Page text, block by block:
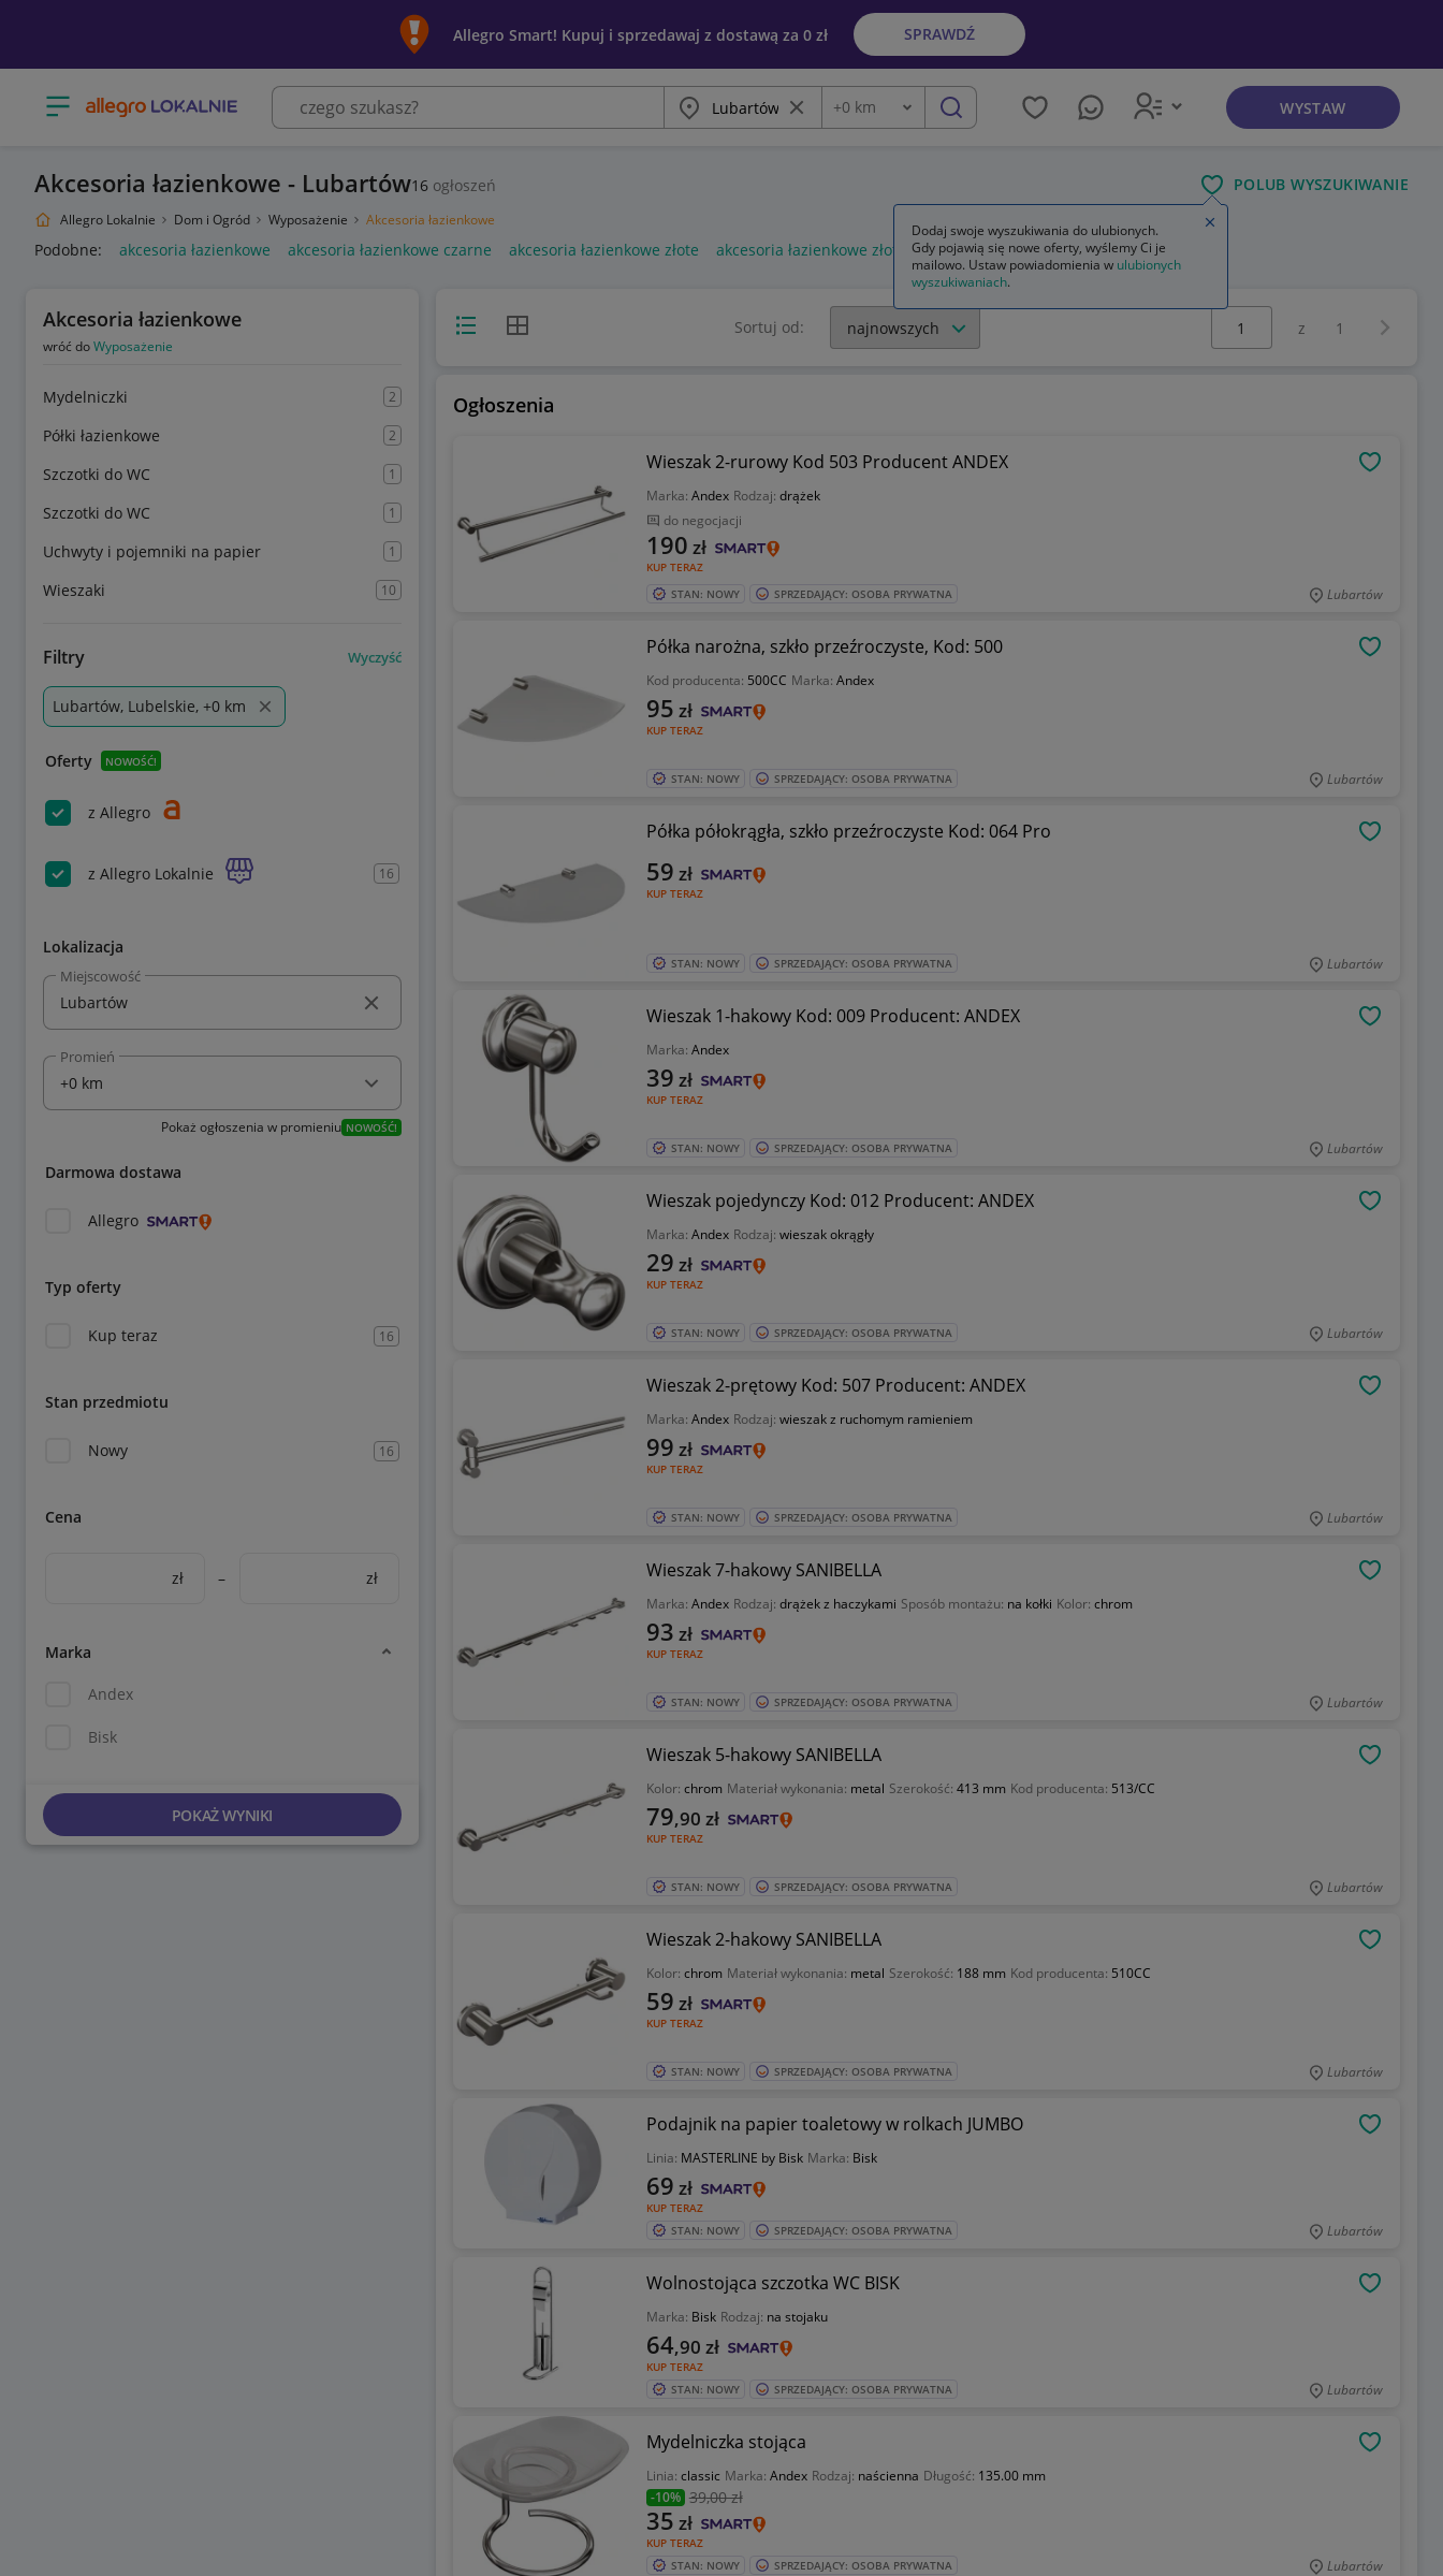
Allegro Smart! Kupuj i sprzedawaj z dostawą za 0 zł SPRAWDŹ
Otwórz menu z kategoriami Miasto Wyczyść frazę
Odległość
+0 km szukaj WYSTAW
Akcesoria łazienkowe - Lubartów16 ogłoszeń POLUB WYSZUKIWANIE
Allegro Lokalnie Dom i Ogród Wyposażenie Akcesoria łazienkowe
Podobne: akcesoria łazienkowe akcesoria łazienkowe czarne akcesoria łazienkowe złote akcesoria łazienkowe złoto szczotkowane akcesoria łazienkowe tiger
Akcesoria łazienkowe
wróć doWyposażenie
Mydelniczki 2
Półki łazienkowe 2
Szczotki do WC 1
Szczotki do WC 1
Uchwyty i pojemniki na papier 1
Wieszaki 10
Filtry Wyczyść
Lubartów, Lubelskie, +0 km
Oferty NOWOŚĆ!
z Allegro
z Allegro Lokalnie 16
Lokalizacja
Miejscowość
Promień
Pokaż ogłoszenia w promieniu NOWOŚĆ!
Darmowa dostawa
Allegro
Typ oferty
Kup teraz 16
Stan przedmiotu
Nowy 16
Cena
zł – zł
Marka
Andex
Bisk
POKAŻ WYNIKI
Widok listyWidok siatki Sortuj od:
Wybierz stronę:
z 1
Ogłoszenia
Wieszak 2-rurowy Kod 503 Producent ANDEX
Marka: Andex Rodzaj: drążek
do negocjacji
KUP TERAZ
190 zł
STAN: NOWY SPRZEDAJĄCY: OSOBA PRYWATNA Lubartów
Półka narożna, szkło przeźroczyste, Kod: 500
Kod producenta: 500CC Marka: Andex
KUP TERAZ
95 zł
STAN: NOWY SPRZEDAJĄCY: OSOBA PRYWATNA Lubartów
Półka półokrągła, szkło przeźroczyste Kod: 064 Pro
KUP TERAZ
59 zł
STAN: NOWY SPRZEDAJĄCY: OSOBA PRYWATNA Lubartów
Wieszak 1-hakowy Kod: 009 Producent: ANDEX
Marka: Andex
KUP TERAZ
39 zł
STAN: NOWY SPRZEDAJĄCY: OSOBA PRYWATNA Lubartów
Wieszak pojedynczy Kod: 012 Producent: ANDEX
Marka: Andex Rodzaj: wieszak okrągły
KUP TERAZ
29 zł
STAN: NOWY SPRZEDAJĄCY: OSOBA PRYWATNA Lubartów
Wieszak 2-prętowy Kod: 507 Producent: ANDEX
Marka: Andex Rodzaj: wieszak z ruchomym ramieniem
KUP TERAZ
99 zł
STAN: NOWY SPRZEDAJĄCY: OSOBA PRYWATNA Lubartów
Wieszak 7-hakowy SANIBELLA
Marka: Andex Rodzaj: drążek z haczykami Sposób montażu: na kołki Kolor: chrom
KUP TERAZ
93 zł
STAN: NOWY SPRZEDAJĄCY: OSOBA PRYWATNA Lubartów
Wieszak 5-hakowy SANIBELLA
Kolor: chrom Materiał wykonania: metal Szerokość: 413 mm Kod producenta: 513/CC
KUP TERAZ
79,90 zł
STAN: NOWY SPRZEDAJĄCY: OSOBA PRYWATNA Lubartów
Wieszak 2-hakowy SANIBELLA
Kolor: chrom Materiał wykonania: metal Szerokość: 188 mm Kod producenta: 510CC
KUP TERAZ
59 zł
STAN: NOWY SPRZEDAJĄCY: OSOBA PRYWATNA Lubartów
Podajnik na papier toaletowy w rolkach JUMBO
Linia: MASTERLINE by Bisk Marka: Bisk
KUP TERAZ
69 zł
STAN: NOWY SPRZEDAJĄCY: OSOBA PRYWATNA Lubartów
Wolnostojąca szczotka WC BISK
Marka: Bisk Rodzaj: na stojaku
KUP TERAZ
64,90 zł
STAN: NOWY SPRZEDAJĄCY: OSOBA PRYWATNA Lubartów
Mydelniczka stojąca
Linia: classic Marka: Andex Rodzaj: naścienna Długość: 135.00 mm
-10% 39,00 zł
KUP TERAZ
35 zł
STAN: NOWY SPRZEDAJĄCY: OSOBA PRYWATNA Lubartów
Dodaj swoje wyszukiwania do ulubionych.
Gdy pojawią się nowe oferty, wyślemy Ci je
mailowo. Ustaw powiadomienia w ulubionych
wyszukiwaniach.
Zamknij wskazówkę